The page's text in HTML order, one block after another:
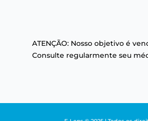
ATENÇÃO: Nosso objetivo é
Consulte regularmente seu